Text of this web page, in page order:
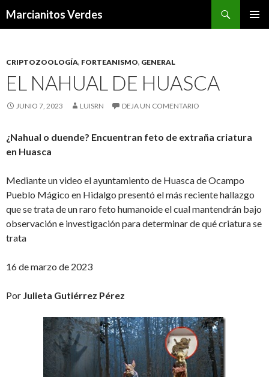
Marcianitos Verdes
CRIPTOZOOLOGÍA, FORTEANISMO, GENERAL
EL NAHUAL DE HUASCA
JUNIO 7, 2023 LUISRN DEJA UN COMENTARIO
¿Nahual o duende? Encuentran feto de extraña criatura
en Huasca
Mediante un video el ayuntamiento de Huasca de Ocampo
Pueblo Mágico en Hidalgo presentó el más reciente hallazgo
que se trata de un raro feto humanoide el cual mantendrán bajo
observación e investigación para determinar de qué criatura se
trata
16 de marzo de 2023
Por Julieta Gutiérrez Pérez